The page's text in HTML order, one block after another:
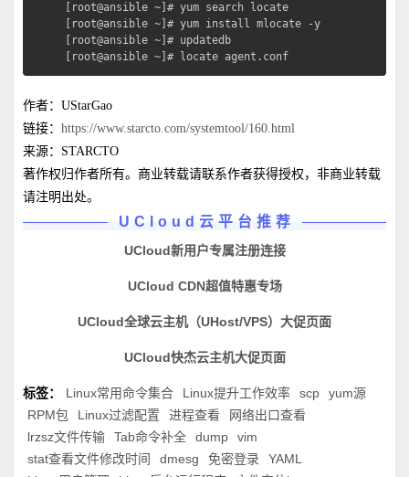
[root@ansible ~]# yum search locate
[root@ansible ~]# yum install mlocate -y
[root@ansible ~]# updatedb
[root@ansible ~]# locate agent.conf
作者：UStarGao
链接： https://www.starcto.com/systemtool/160.html
来源：STARCTO
著作权归作者所有。商业转载请联系作者获得授权，非商业转载
请注明出处。
UCloud云平台推荐
UCloud新用户专属注册连接
UCloud CDN超值特惠专场
UCloud全球云主机（UHost/VPS）大促页面
UCloud快杰云主机大促页面
标签： Linux常用命令集合 Linux提升工作效率 scp
yum源
RPM包
Linux过滤配置 进程查看
网络出口查看
lrzsz文件传输
Tab命令补全 dump
vim
stat查看文件修改时间
dmesg 免密登录
YAML